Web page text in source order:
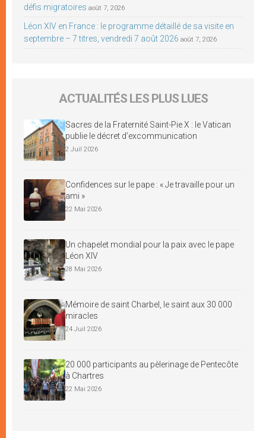
défis migratoires août 7, 2026
Léon XIV en France : le programme détaillé de sa visite en
septembre – 7 titres, vendredi 7 août 2026 août 7, 2026
ACTUALITÉS LES PLUS LUES
Sacres de la Fraternité Saint-Pie X : le Vatican
publie le décret d’excommunication
2 Juil 2026
Confidences sur le pape : « Je travaille pour un
ami »
22 Mai 2026
Un chapelet mondial pour la paix avec le pape
Léon XIV
28 Mai 2026
Mémoire de saint Charbel, le saint aux 30 000
miracles
24 Juil 2026
20 000 participants au pèlerinage de Pentecôte
à Chartres
22 Mai 2026